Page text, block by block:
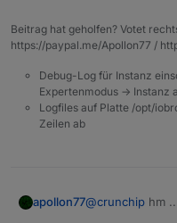
vllt hat sich
und wurde erst
Hab keine
Beitrag hat geholfen? Votet
https://paypal.me/Apollon77 /
Debug-Log für Instanz
Expertenmodus -> Instanz
Logfiles auf Platte /opt/
Zeilen ab
apollon77@crunchip hm